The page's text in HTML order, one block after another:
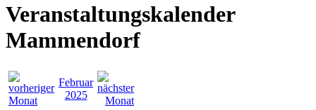
Veranstaltungskalender
Mammendorf
Februar
2025